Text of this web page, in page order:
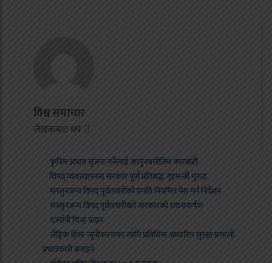
विश्व समाचार
लेखकबाट थप
कृत्रिम अभाव सृजना गर्नेलाई कानुनबमोजिम कारबाही
विपद् व्यवस्थापनमा सरकार पूर्ण प्रतिबद्धः गृहमन्त्री गुरुङ
मनसुनजन्य विपद् पूर्वतयारीको प्रगति नियमित पेस गर्न निर्देशन
मनसुनजन्य विपद् पूर्वतयारीबारे सरकारको ध्यानाकर्षण
दर्ज्यानी चिन्ह प्रदान
लैङ्गिक हिंसा न्यूनीकरणका लागि प्रविधिमा आधारित सुरक्षा प्रणाली
प्रभावकारी बनाइने